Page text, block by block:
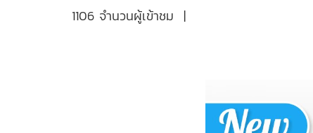
1106 จำนวนผู้เข้าชม |